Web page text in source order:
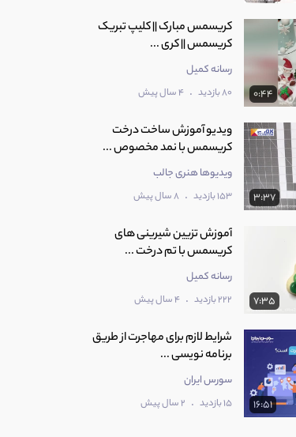
0:44
کریسمس مبارک || کلیپ تبریک
کریسمس || کری ...
رسانه کمیل
80 بازدید . 4 سال پیش
3:37
ویدیو آموزش ساخت درخت
کریسمس با نمد مخصوص ...
ویدیوها هنری جالب
153 بازدید . 8 سال پیش
7:35
آموزش تزیین شیرینی های
کریسمس با تم درخت ...
رسانه کمیل
222 بازدید . 4 سال پیش
16:51
شرایط لازم برای مهاجرت از طریق
برنامه نویسی ...
سورس ایران
15 بازدید . 2 سال پیش